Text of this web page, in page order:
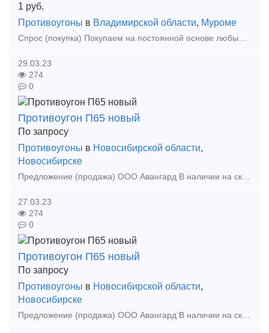
1 руб.
Противоугоны в Владимирской области, Муроме
Спрос (покупка) Покупаем на постоянной основе любые противоугоны в любом состоянии а также: - Противоугоны - п65, п50 - новые, восстановленные,
29.03.23
274
0
Противоугон П65 новый
По запросу
Противоугоны в Новосибирской области,
Новосибирске
27.03.23
274
0
Противоугон П65 новый
По запросу
Противоугоны в Новосибирской области,
Новосибирске